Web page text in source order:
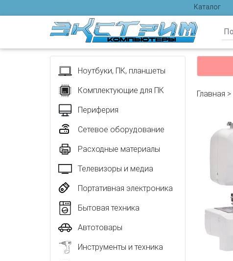
Каталог
Отзывы
Ноутбуки, ПК, планшеты
Комплектующие для ПК
Периферия
Сетевое оборудование
Расходные материалы
Телевизоры и медиа
Портативная электроника
Бытовая техника
Автотовары
Инструменты и техника
Главная >